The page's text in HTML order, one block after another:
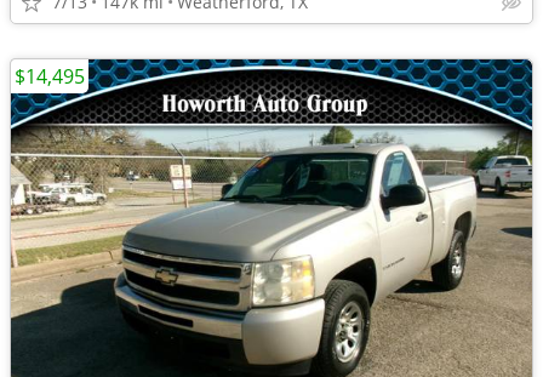
$14,495